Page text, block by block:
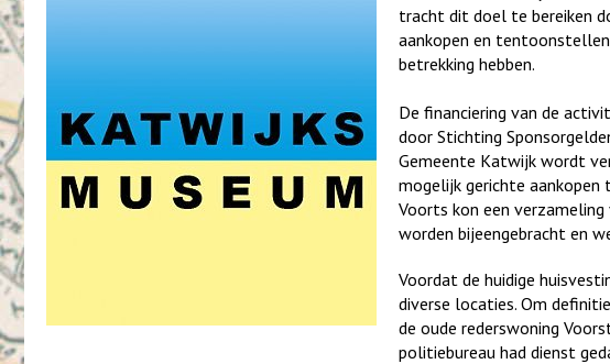
tracht dit doel te bereiken
aankopen en
betrekking hebben.
De financiering van de
door Stichting
Gemeente Katwijk wordt
mogelijk gerichte aankopen
Voorts kon een
worden bijeengebracht en
Voordat de huidige
diverse locaties. Om
de oude rederswoning
politiebureau had dienst